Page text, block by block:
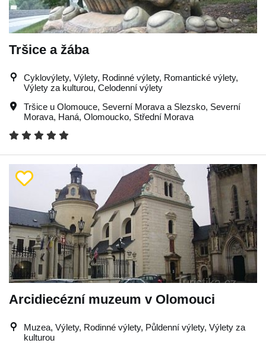
Tršice a žába
Cyklovýlety, Výlety, Rodinné výlety, Romantické výlety,
Výlety za kulturou, Celodenní výlety
Tršice u Olomouce, Severní Morava a Slezsko, Severní
Morava, Haná, Olomoucko, Střední Morava
Arcidiecézní muzeum v Olomouci
Muzea, Výlety, Rodinné výlety, Půldenní výlety, Výlety za
kulturou